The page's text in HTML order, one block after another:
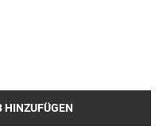
HINZUFÜGEN